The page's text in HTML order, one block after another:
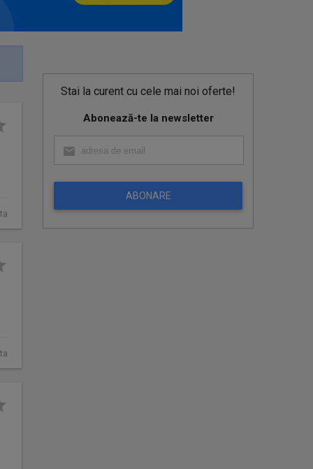
Stai la curent cu cele mai noi oferte!
Abonează-te la newsletter
ABONARE